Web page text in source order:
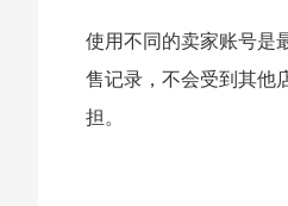
使用不同的卖家账号是
售记录，不会受到其他
担。